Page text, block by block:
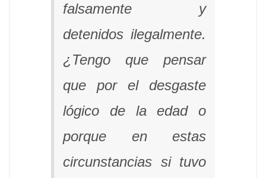
falsamente y
detenidos ilegalmente.
¿Tengo que pensar
que por el desgaste
lógico de la edad o
porque en estas
circunstancias si tuvo